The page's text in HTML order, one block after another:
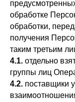
обработке
обработки,
получения
таким третьим
4.1. отдельно
группы лиц
4.2. поставщики